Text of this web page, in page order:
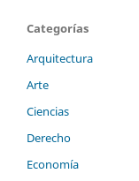
Categorías
Arquitectura
Arte
Ciencias
Derecho
Economía